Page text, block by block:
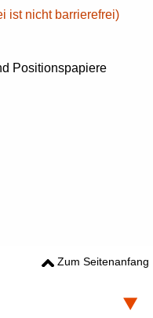
ist nicht barrierefrei)
Positionspapiere
Zum Seitenanfang